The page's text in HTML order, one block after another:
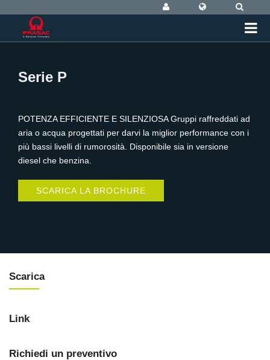
Serie P
POTENZA EFFICIENTE E SILENZIOSA Gruppi raffreddati ad
aria o acqua progettati per darvi la miglior performance con i
più bassi livelli di rumorosità. Disponibile sia in versione
diesel che benzina.
SCARICA LA BROCHURE
Scarica
Link
Richiedi un preventivo